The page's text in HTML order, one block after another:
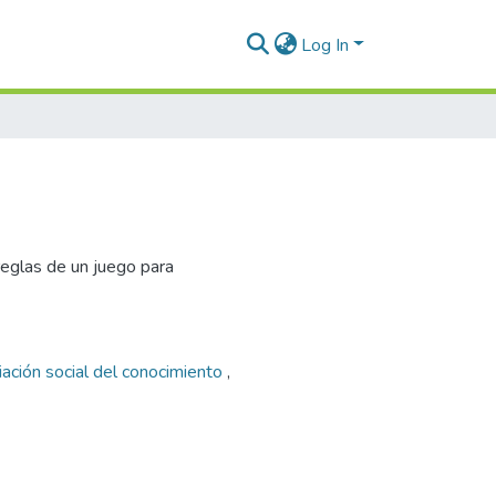
Log In
de un juego para
social del conocimiento ,